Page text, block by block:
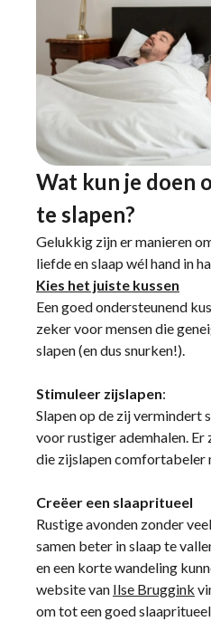
Wat kun je doen
te slapen?
Gelukkig zijn er manieren
liefde en slaap wél hand in
Kies het juiste kussen
Een goed ondersteunend
zeker voor mensen die
slapen (en dus snurken!).
Stimuleer zijslapen:
Slapen op de zij vermindert
voor rustiger ademhalen. Er
die zijslapen comfortabeler
Creëer een slaapritueel
Rustige avonden zonder
samen beter in slaap te
en een korte wandeling
website van Ilse Bruggink
om tot een goed